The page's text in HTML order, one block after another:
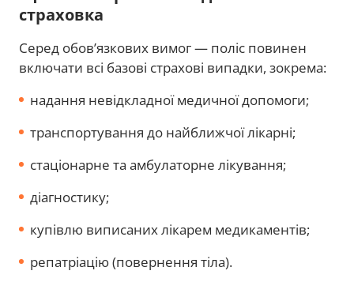
страховка
Серед обов’язкових вимог — поліс повинен
включати всі базові страхові випадки, зокрема:
надання невідкладної медичної допомоги;
транспортування до найближчої лікарні;
стаціонарне та амбулаторне лікування;
діагностику;
купівлю виписаних лікарем медикаментів;
репатріацію (повернення тіла).